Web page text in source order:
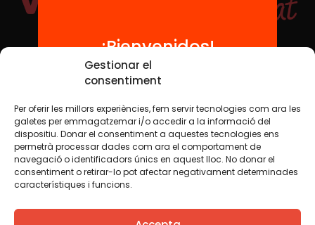
Gestionar el
consentiment
Per oferir les millors experiències, fem servir tecnologies com ara les
galetes per emmagatzemar i/o accedir a la informació del
dispositiu. Donar el consentiment a aquestes tecnologies ens
permetrà processar dades com ara el comportament de
navegació o identificadors únics en aquest lloc. No donar el
consentiment o retirar-lo pot afectar negativament determinades
característiques i funcions.
Redes sociales
TWT YTB IG FB IN
Aviso legalPolítica de cookies
Creemos que el conocimiento debe compartirse. Por eso
¡Bienvenidos!